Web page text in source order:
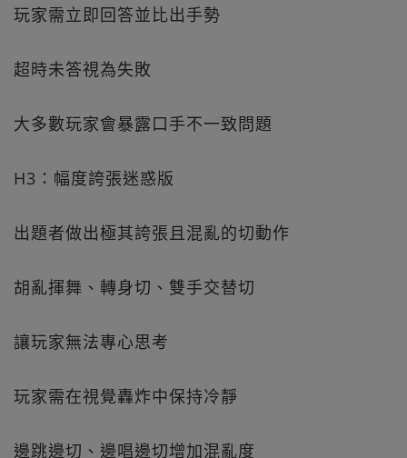
玩家需立即回答並比出手勢
超時未答視為失敗
大多數玩家會暴露口手不一致問題
H3：幅度誇張迷惑版
出題者做出極其誇張且混亂的切動作
胡亂揮舞、轉身切、雙手交替切
讓玩家無法專心思考
玩家需在視覺轟炸中保持冷靜
邊跳邊切、邊唱邊切增加混亂度